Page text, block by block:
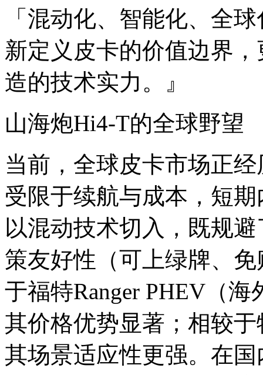
「混动化、智能化、全
新定义皮卡的价值边界
造的技术实力。』
山海炮Hi4-T的全球野望
当前，全球皮卡市场正
受限于续航与成本，短
以混动技术切入，既规
策友好性（可上绿牌、
于福特Ranger PHEV（
其价格优势显著；相较
其场景适应性更强。在